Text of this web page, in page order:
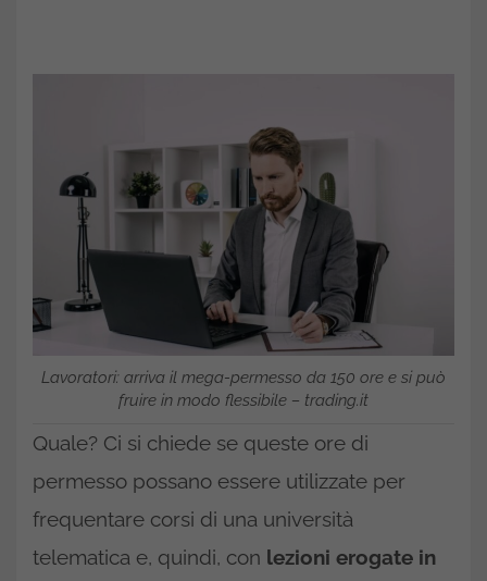
Lavoratori: arriva il mega-permesso da 150 ore e si può
fruire in modo flessibile – trading.it
Quale? Ci si chiede se queste ore di
permesso possano essere utilizzate per
frequentare corsi di una università
telematica e, quindi, con lezioni erogate in